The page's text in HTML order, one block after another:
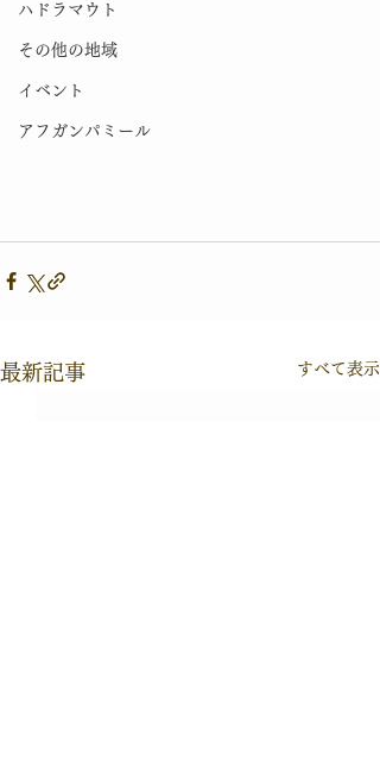
ハドラマウト
その他の地域
イベント
アフガンパミール
最新記事 すべて表示